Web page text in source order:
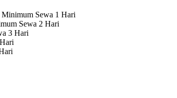
Minimum Sewa 1 Hari
Sewa 2 Hari
3 Hari